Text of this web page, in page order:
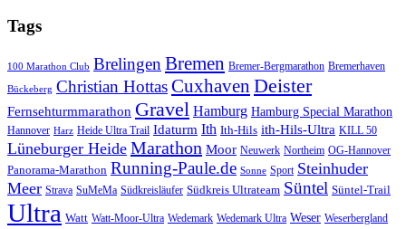
Tags
100 Marathon Club BrelingenBremen Bremer-Bergmarathon Bremerhaven
Bückeberg Christian HottasCuxhaven Deister
Fernsehturmmarathon Gravel Hamburg Hamburg Special Marathon
Hannover Harz Heide Ultra Trail Idaturm Ith Ith-Hils ith-Hils-Ultra KILL 50
Lüneburger Heide Marathon Moor Neuwerk Northeim OG-Hannover
Panorama-Marathon Running-Paule.de Sonne Sport Steinhuder
Meer Strava SuMeMa Südkreisläufer Südkreis Ultrateam Süntel Süntel-Trail
Ultra Watt Watt-Moor-Ultra Wedemark Wedemark Ultra Weser Weserbergland